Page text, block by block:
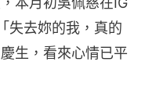
失去妳的我，真的
生，看來心情已平